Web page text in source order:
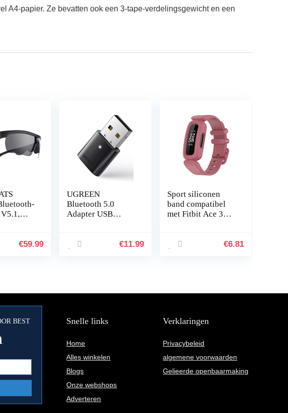
A4-papier. Ze bevatten ook een 3-tape-verdelingsgewicht en een
€59.99
UGREEN
Bluetooth 5.0
Adapter USB
ondersteuning
€11.99
Sport siliconen
band compatibel
met Fitbit Ace 3
kinderen,
€6.81
BEST Snelle links
Home
Alles winkelen
Blogs
Onze webshops
Adverteren
Verklaringen
Privacybeleid
algemene voorwaarden
Gelieerde openbaarmaking